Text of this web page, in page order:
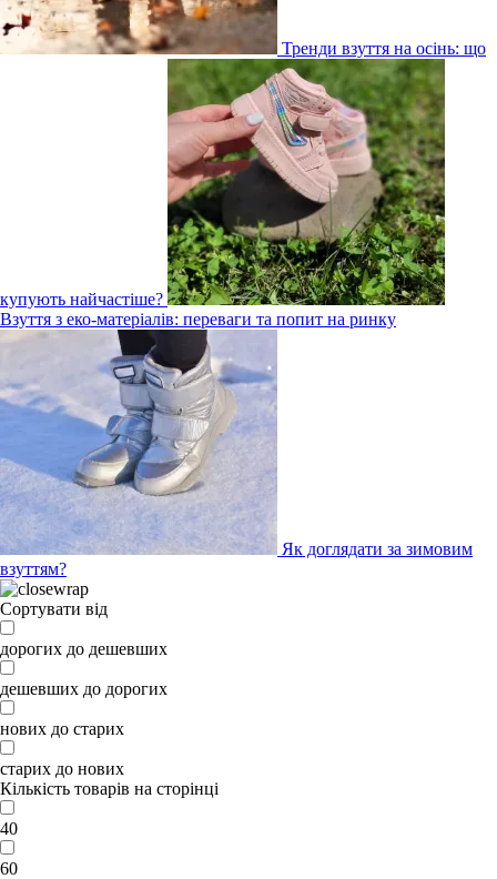
Тренди взуття на осінь: що
купують найчастіше?
Взуття з еко-матеріалів: переваги та попит на ринку
Як доглядати за зимовим
взуттям?
Сортувати від
дорогих до дешевших
дешевших до дорогих
нових до старих
старих до нових
Кількість товарів на сторінці
40
60